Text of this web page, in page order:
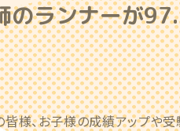
のランナーが
様、お子様の成績アップや